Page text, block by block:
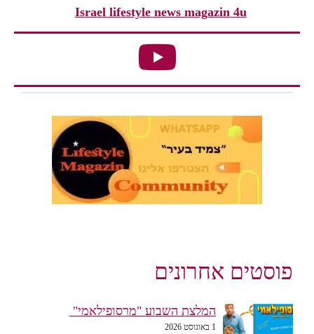
Israel lifestyle news magazin 4u
פוסטים אחרונים
המלצת השבוע "מרסופילאמי"
1 באוגוסט 2026